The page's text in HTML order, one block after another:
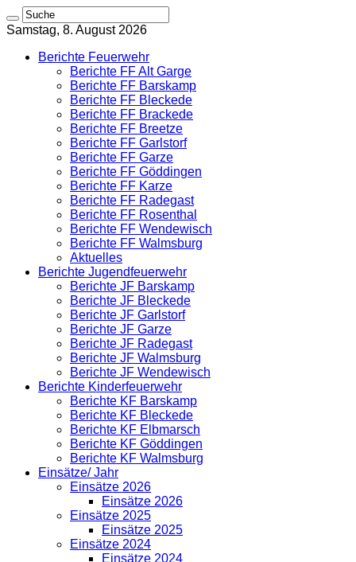
Samstag, 8. August 2026
Berichte Feuerwehr
Berichte FF Alt Garge
Berichte FF Barskamp
Berichte FF Bleckede
Berichte FF Brackede
Berichte FF Breetze
Berichte FF Garlstorf
Berichte FF Garze
Berichte FF Göddingen
Berichte FF Karze
Berichte FF Radegast
Berichte FF Rosenthal
Berichte FF Wendewisch
Berichte FF Walmsburg
Aktuelles
Berichte Jugendfeuerwehr
Berichte JF Barskamp
Berichte JF Bleckede
Berichte JF Garlstorf
Berichte JF Garze
Berichte JF Radegast
Berichte JF Walmsburg
Berichte JF Wendewisch
Berichte Kinderfeuerwehr
Berichte KF Barskamp
Berichte KF Bleckede
Berichte KF Elbmarsch
Berichte KF Göddingen
Berichte KF Walmsburg
Einsätze/ Jahr
Einsätze 2026
Einsätze 2026
Einsätze 2025
Einsätze 2025
Einsätze 2024
Einsätze 2024